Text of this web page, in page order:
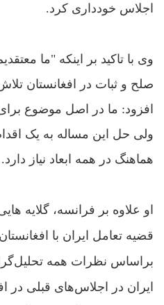
اجلاس خوددارى کرد.
وى با تاکید بر اینکه "ما
صلح و ثبات در افغانستان
افزود: ما در اصل موضوع
ولى حل اين مساله به يک
هماهنگ در همه‌ ابعاد نياز دارد.
او علاوه بر فرانسه، گلایه
قضیه تعامل ایران با
براساس نظرات همه‌
ايران در اجلاس‌هاى قبلى در